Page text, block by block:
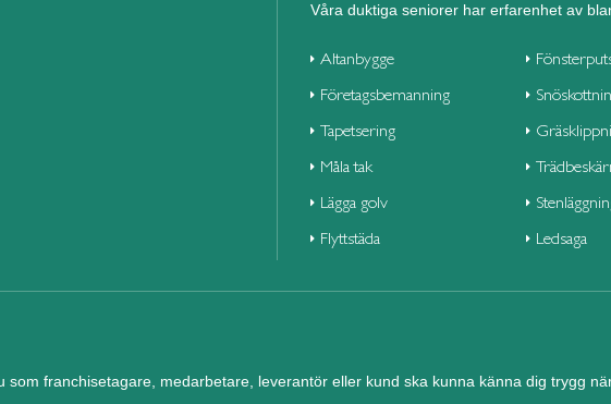
Våra duktiga seniorer har erfarenhet av
Altanbygge
Företagsbemanning
Tapetsering
Måla tak
Lägga golv
Flyttstäda
Ledsaga
franchisetagare, medarbetare, leverantör eller kund ska kunna känna dig trygg